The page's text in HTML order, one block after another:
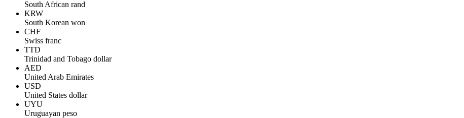
South African rand
KRW
South Korean won
CHF
Swiss franc
TTD
Trinidad and Tobago dollar
AED
United Arab Emirates
USD
United States dollar
UYU
Uruguayan peso